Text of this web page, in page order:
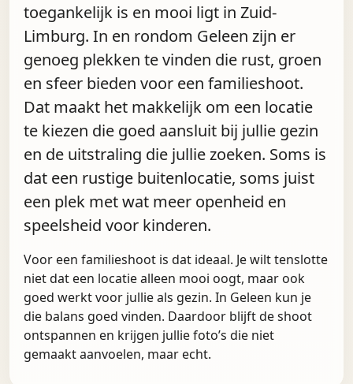
toegankelijk is en mooi ligt in Zuid-
Limburg. In en rondom Geleen zijn er
genoeg plekken te vinden die rust, groen
en sfeer bieden voor een familieshoot.
Dat maakt het makkelijk om een locatie
te kiezen die goed aansluit bij jullie gezin
en de uitstraling die jullie zoeken. Soms is
dat een rustige buitenlocatie, soms juist
een plek met wat meer openheid en
speelsheid voor kinderen.
Voor een familieshoot is dat ideaal. Je wilt tenslotte
niet dat een locatie alleen mooi oogt, maar ook
goed werkt voor jullie als gezin. In Geleen kun je
die balans goed vinden. Daardoor blijft de shoot
ontspannen en krijgen jullie foto’s die niet
gemaakt aanvoelen, maar echt.